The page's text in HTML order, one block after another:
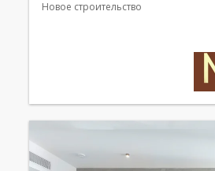
Новое строительство